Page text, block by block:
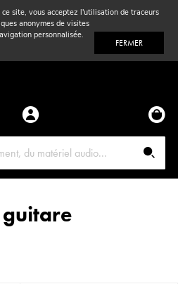
site, vous acceptez l'utilisation de traceurs
anonymes de visites
personnalisée.
FERMER
guitare